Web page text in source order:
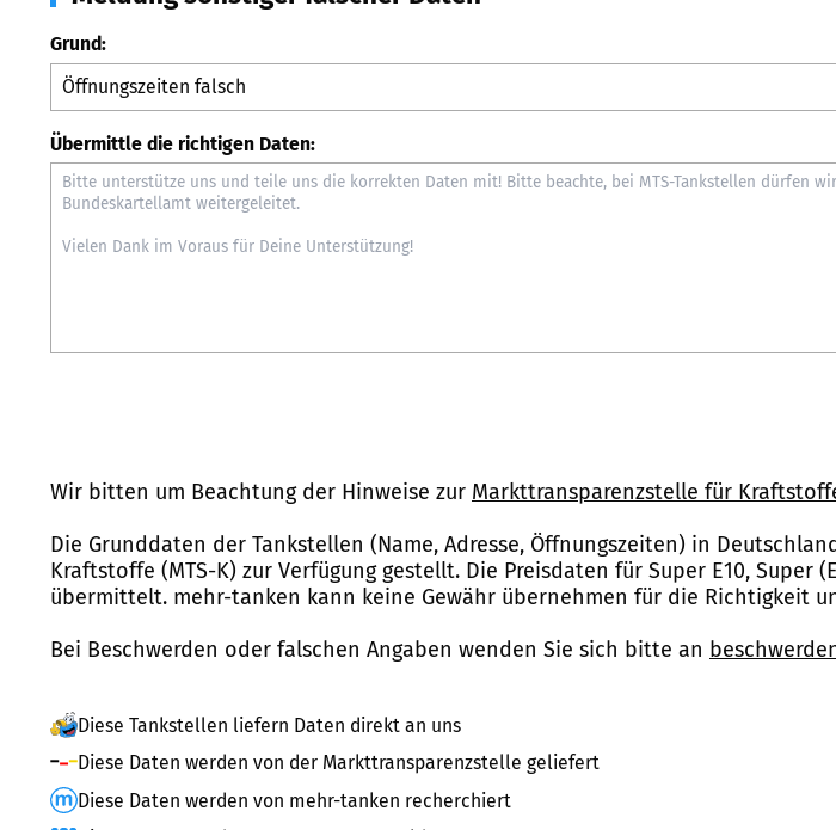
Grund:
Übermittle die richtigen Daten:
Wir bitten um Beachtung der Hinweise zur Markttransparenzstelle für
Die Grunddaten der Tankstellen (Name, Adresse, Öffnungszeiten) in
Kraftstoffe (MTS-K) zur Verfügung gestellt. Die Preisdaten für Super E10, Super
übermittelt. mehr-tanken kann keine Gewähr übernehmen für die Richtigkeit
Bei Beschwerden oder falschen Angaben wenden Sie sich bitte an
Diese Tankstellen liefern Daten direkt an uns
Diese Daten werden von der Markttransparenzstelle geliefert
Diese Daten werden von mehr-tanken recherchiert